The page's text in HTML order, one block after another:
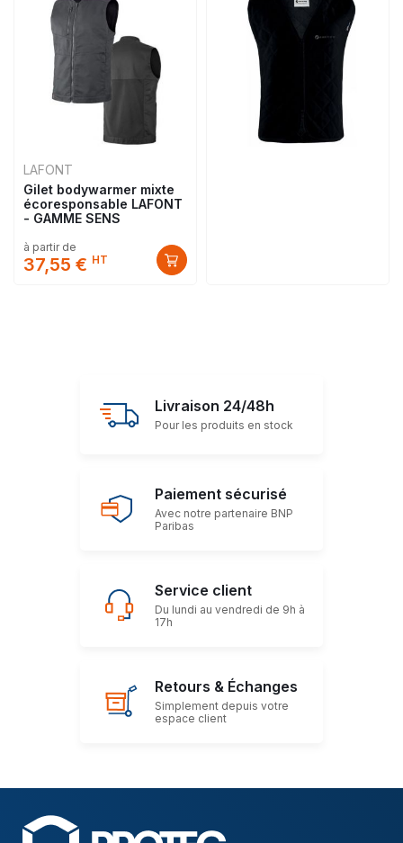
LAFONT
Gilet bodywarmer mixte
écoresponsable LAFONT
- GAMME SENS
à partir de
37,55 € HT
Livraison 24/48h
Pour les produits en stock
Paiement sécurisé
Avec notre partenaire BNP
Paribas
Service client
Du lundi au vendredi de 9h à
17h
Retours & Échanges
Simplement depuis votre
espace client